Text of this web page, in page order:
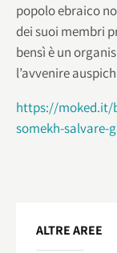
popolo ebraico
dei suoi membri
bensì è un
l’avvenire
https://moked.it/
somekh-salvare-
ALTRE AREE